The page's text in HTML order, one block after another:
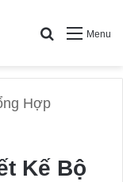
Menu
Search for
Hợp
Kế Bộ